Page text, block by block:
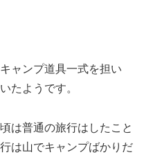
ャンプ道具一式を担い
たようです。
は普通の旅行はしたこと
は山でキャンプばかりだ